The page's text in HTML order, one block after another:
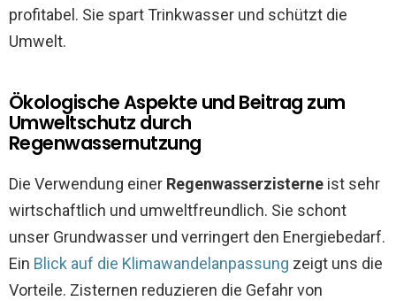
profitabel. Sie spart Trinkwasser und schützt die
Umwelt.
Ökologische Aspekte und Beitrag zum
Umweltschutz durch
Regenwassernutzung
Die Verwendung einer Regenwasserzisterne ist sehr
wirtschaftlich und umweltfreundlich. Sie schont
unser Grundwasser und verringert den Energiebedarf.
Ein Blick auf die Klimawandelanpassung zeigt uns die
Vorteile. Zisternen reduzieren die Gefahr von